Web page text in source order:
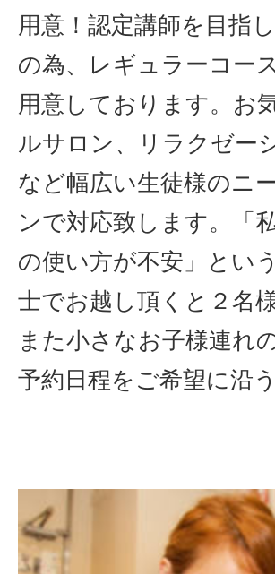
用意！認定講師を目指
の為、レギュラーコー
用意しております。お
ルサロン、リラクゼー
など幅広い生徒様のニ
ンで対応致します。「
の使い方が不安」とい
士でお越し頂くと２名
また小さなお子様連れ
予約日程をご希望に沿